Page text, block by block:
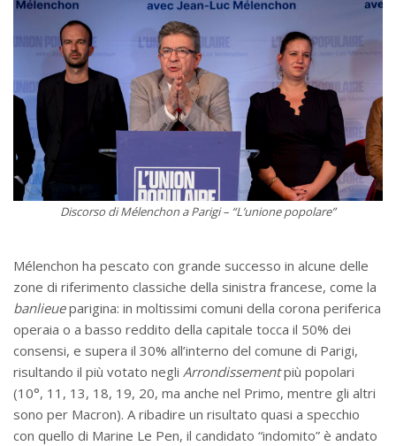
Discorso di Mélenchon a Parigi – “L’unione popolare”
Mélenchon ha pescato con grande successo in alcune delle
zone di riferimento classiche della sinistra francese, come la
banlieueparigina: in moltissimi comuni della corona periferica
operaia o a basso reddito della capitale tocca il 50% dei
consensi, e supera il 30% all’interno del comune di Parigi,
risultando il più votato negli Arrondissementpiù popolari
(10°, 11, 13, 18, 19, 20, ma anche nel Primo, mentre gli altri
sono per Macron). A ribadire un risultato quasi a specchio
con quello di Marine Le Pen, il candidato “indomito” è andato